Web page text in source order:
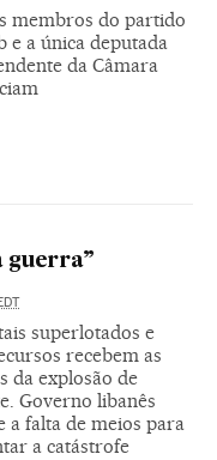
membros do partido
e a única deputada
da Câmara
guerra”
superlotados e
recebem as
da explosão de
Governo libanês
a falta de meios para
a catástrofe